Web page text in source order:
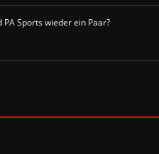
Sports wieder ein Paar?